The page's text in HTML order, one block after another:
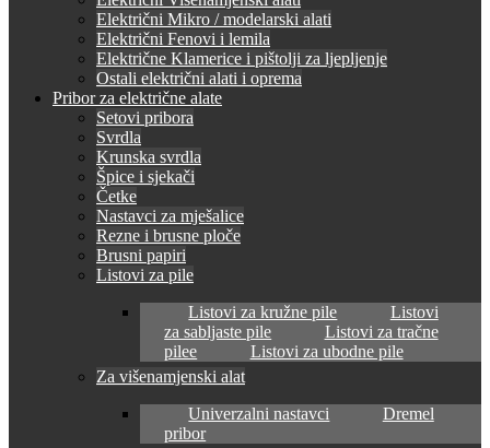
Električni Mikro / modelarski alati
Električni Fenovi i lemila
Električne Klamerice i pištolji za ljepljenje
Ostali električni alati i oprema
Pribor za električne alate
Setovi pribora
Svrdla
Krunska svrdla
Špice i sjekači
Četke
Nastavci za mješalice
Rezne i brusne ploče
Brusni papiri
Listovi za pile
Listovi za kružne pile
Listovi
za sabljaste pile
Listovi za tračne
pilee
Listovi za ubodne pile
Za višenamjenski alat
Univerzalni nastavci
Dremel
pribor